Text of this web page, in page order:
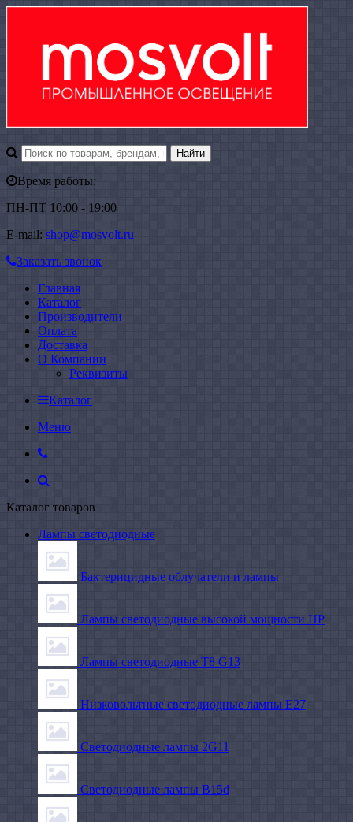
Время работы:
ПН-ПТ 10:00 - 19:00
E-mail: shop@mosvolt.ru
Заказать звонок
Главная
Каталог
Производители
Оплата
Доставка
О Компании
Реквизиты
Каталог
Меню
Каталог товаров
Лампы светодиодные
Бактерицидные облучатели и лампы
Лампы светодиодные высокой мощности HP
Лампы светодиодные Т8 G13
Низковольтные светодиодные лампы E27
Светодиодные лампы 2G11
Светодиодные лампы B15d